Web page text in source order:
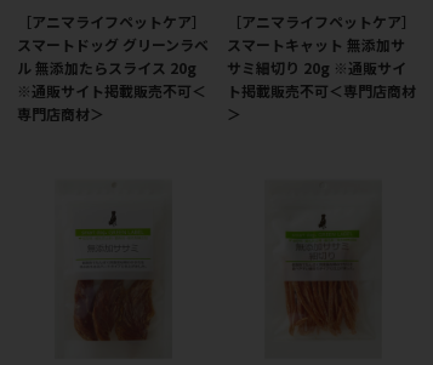
［アニマライフペットケア］
スマートドッグ グリーンラベ
ル 無添加たらスライス 20g
※通販サイト掲載販売不可＜
専門店商材＞
［アニマライフペットケア］
スマートキャット 無添加サ
サミ細切り 20g ※通販サイ
ト掲載販売不可＜専門店商材
＞